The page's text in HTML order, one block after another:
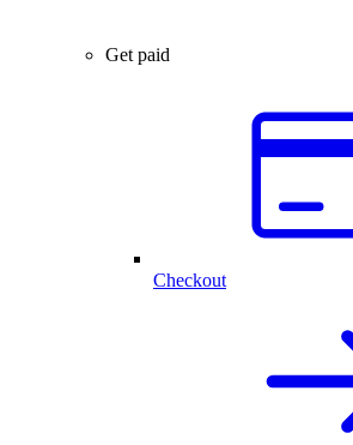
Get paid
Checkout